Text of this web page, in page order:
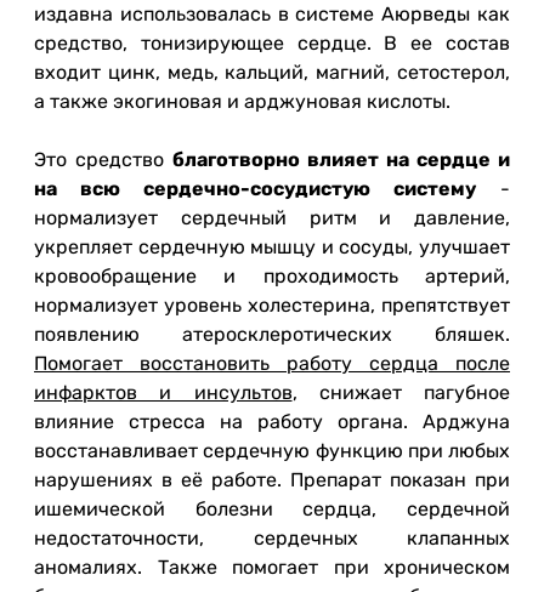
издавна использовалась в системе Аюрведы как
средство, тонизирующее сердце. В ее состав
входит цинк, медь, кальций, магний, сетостерол,
а также экогиновая и арджуновая кислоты.
Это средство благотворно влияет на сердце и
на всю сердечно-сосудистую систему -
нормализует сердечный ритм и давление,
укрепляет сердечную мышцу и сосуды, улучшает
кровообращение и проходимость артерий,
нормализует уровень холестерина, препятствует
появлению атеросклеротических бляшек.
Помогает восстановить работу сердца после
инфарктов и инсультов, снижает пагубное
влияние стресса на работу органа. Арджуна
восстанавливает сердечную функцию при любых
нарушениях в её работе. Препарат показан при
ишемической болезни сердца, сердечной
недостаточности, сердечных клапанных
аномалиях. Также помогает при хроническом